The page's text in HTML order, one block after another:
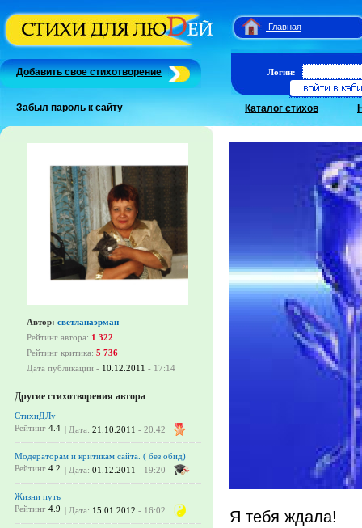
Главная
Добавить свое стихотворение
Забыл пароль к сайту
Логин:
Каталог стихов
Автор: светланаэрман
Рейтинг автора: 1 322
Рейтинг критика: 5 736
Дата публикации - 10.12.2011 - 17:14
Другие стихотворения автора
СтихиДЛу
Рейтинг 4.4 | Дата: 21.10.2011 - 20:42
Модераторам и критикам сайта. ( без обид)
Рейтинг 4.2 | Дата: 01.12.2011 - 19:20
Жизни путь
Рейтинг 4.9 | Дата: 15.01.2012 - 16:02 Я тебя ждала!